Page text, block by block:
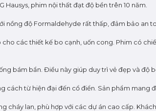
phim nội thất đạt độ bền trên 10 năm.
nồng độ Formaldehyde rất thấp, đảm bảo an
cho các thiết kế bo cạnh, uốn cong. Phim có
bám bẩn. Điều này giúp duy trì vẻ đẹp và độ
cách từ hiện đại đến cổ điển. Sản phẩm mang
cháy lan, phù hợp với các dự án cao cấp.